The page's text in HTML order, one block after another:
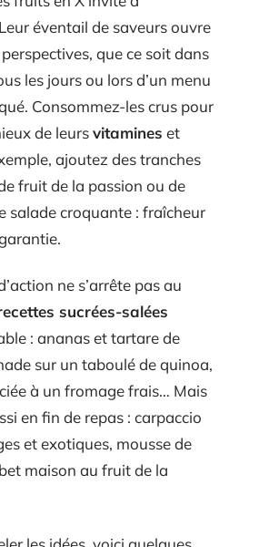
éventail de saveurs ouvre
que ce soit dans
les jours ou lors d’un menu
Consommez-les crus pour
de leursvitamines et
ajoutez des tranches
fruit de la passion ou de
salade croquante : fraîcheur
ne s’arrête pas au
sucrées-salées
: ananas et tartare de
sur un taboulé de quinoa,
à un fromage frais… Mais
en fin de repas : carpaccio
et exotiques, mousse de
maison au fruit de la